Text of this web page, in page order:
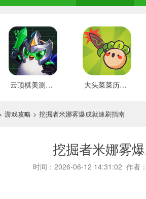
云顶棋美测服 最新版 大头菜菜历险记 好玩的
游戏攻略 > 挖掘者米娜雾爆成就速刷指南
挖掘者米娜雾
时间：2026-06-12 14:31:02 作者